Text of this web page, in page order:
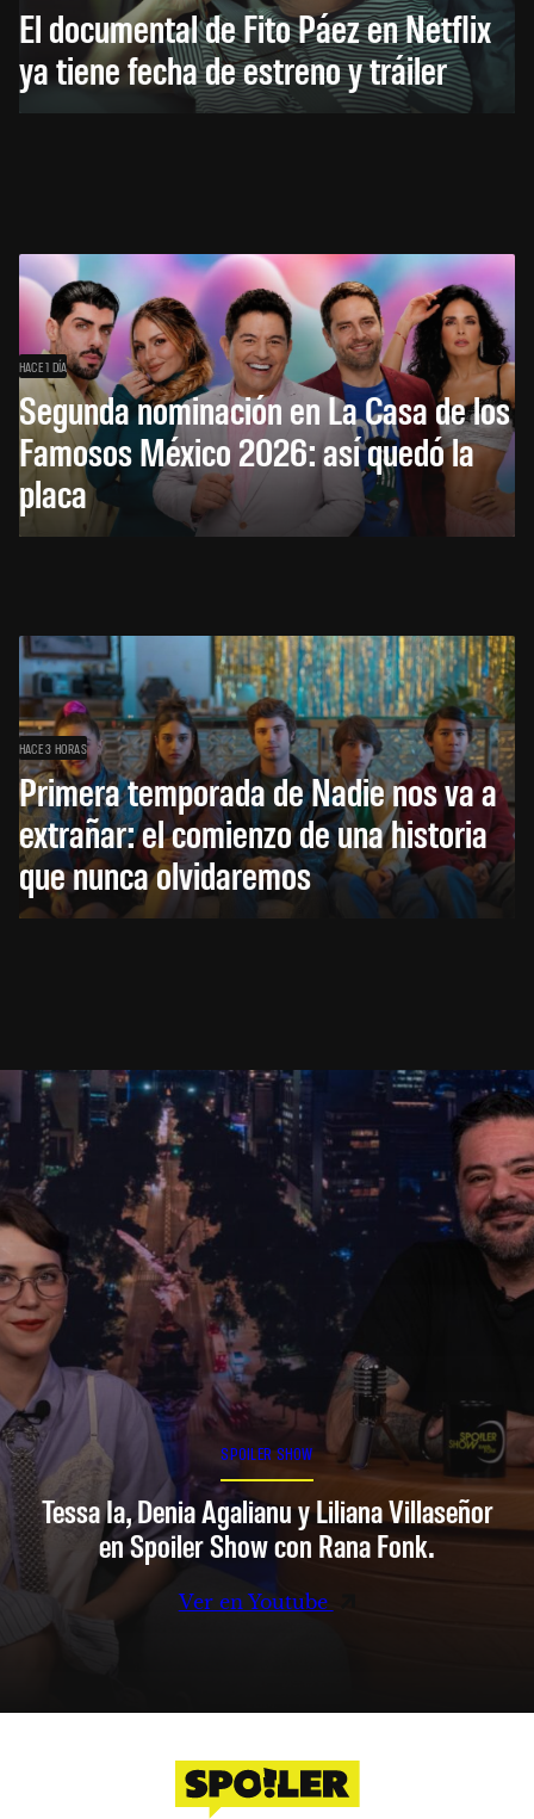
El documental de Fito Páez en Netflix
ya tiene fecha de estreno y tráiler
HACE 1 DÍA
Segunda nominación en La Casa de los
Famosos México 2026: así quedó la
placa
HACE 3 HORAS
Primera temporada de Nadie nos va a
extrañar: el comienzo de una historia
que nunca olvidaremos
SPOILER SHOW
Tessa Ia, Denia Agalianu y Liliana Villaseñor
en Spoiler Show con Rana Fonk.
Ver en Youtube